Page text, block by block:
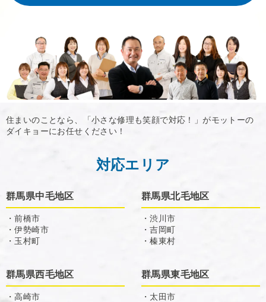
住まいのことなら、「小さな修理も笑顔で対応！」がモットーの
ダイキョーにお任せください！
対応エリア
群馬県中毛地区
・前橋市
・伊勢崎市
・玉村町
群馬県北毛地区
・渋川市
・吉岡町
・榛東村
群馬県西毛地区
・高崎市
群馬県東毛地区
・太田市